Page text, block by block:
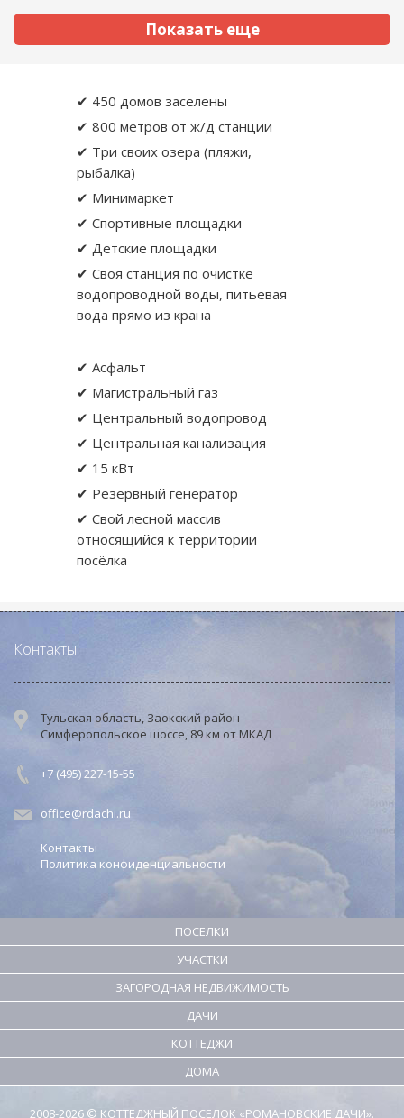
Показать еще
✔ 450 домов заселены
✔ 800 метров от ж/д станции
✔ Три своих озера (пляжи,
рыбалка)
✔ Минимаркет
✔ Спортивные площадки
✔ Детские площадки
✔ Своя станция по очистке
водопроводной воды, питьевая
вода прямо из крана
✔ Асфальт
✔ Магистральный газ
✔ Центральный водопровод
✔ Центральная канализация
✔ 15 кВт
✔ Резервный генератор
✔ Свой лесной массив
относящийся к территории
посёлка
ПОСЕЛКИ
УЧАСТКИ
ЗАГОРОДНАЯ НЕДВИЖИМОСТЬ
ДАЧИ
КОТТЕДЖИ
ДОМА
Контакты
Тульская область, Заокский район
Симферопольское шоссе, 89 км от МКАД
+7 (495) 227-15-55
office@rdachi.ru
Контакты
Политика конфиденциальности
2008-2026 © КОТТЕДЖНЫЙ ПОСЕЛОК «РОМАНОВСКИЕ ДАЧИ».